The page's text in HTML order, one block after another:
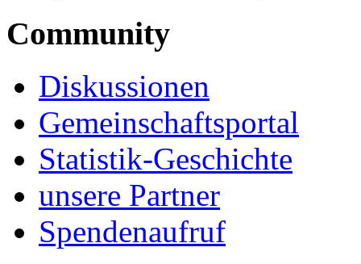
Community
Diskussionen
Gemeinschaftsportal
Statistik-Geschichte
unsere Partner
Spendenaufruf